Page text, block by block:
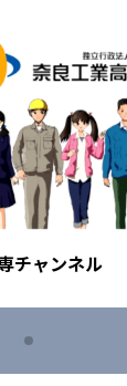
チャンネル